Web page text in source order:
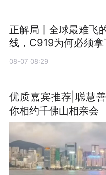
正解局丨全球最难飞
线，C919为何必须拿
08-07 08:29
优质嘉宾推荐|聪慧
你相约千佛山相亲会